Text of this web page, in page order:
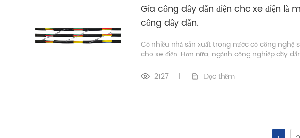
Gia công dây dẫn điện cho xe điện là
công dây dẫn.
Có nhiều nhà sản xuất trong nước có công nghệ
cho xe điện. Hơn nữa, ngành công nghiệp dây
2127 | Đọc thêm